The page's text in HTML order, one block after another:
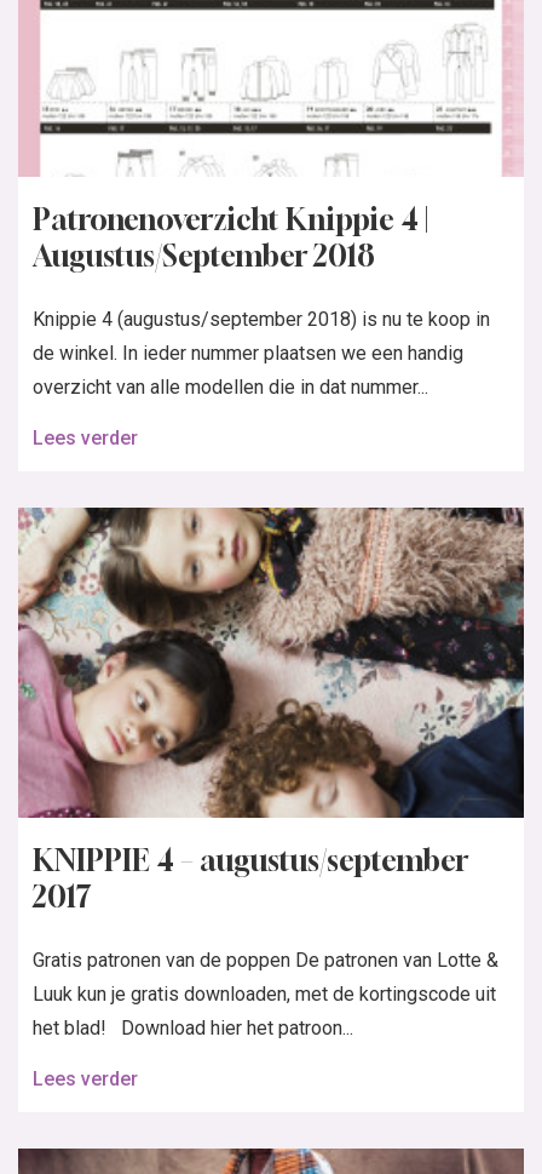
Patronenoverzicht Knippie 4 |
Augustus/September 2018
Knippie 4 (augustus/september 2018) is nu te koop in
de winkel. In ieder nummer plaatsen we een handig
overzicht van alle modellen die in dat nummer...
Lees verder
KNIPPIE 4 – augustus/september
2017
Gratis patronen van de poppen De patronen van Lotte &
Luuk kun je gratis downloaden, met de kortingscode uit
het blad! Download hier het patroon...
Lees verder